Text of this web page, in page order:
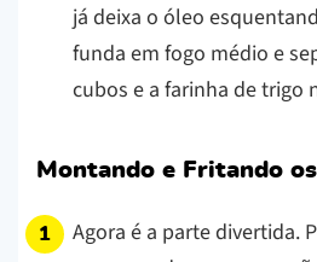
já deixa o óleo
funda em fogo médio e
cubos e a farinha de trigo
Montando e Fritando
Agora é a parte divertida.